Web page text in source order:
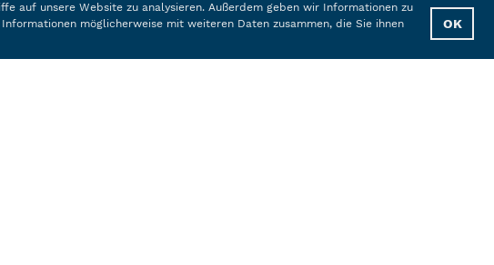
auf unsere Website zu analysieren. Außerdem geben wir Informationen zu
möglicherweise mit weiteren Daten zusammen, die Sie ihnen
OK